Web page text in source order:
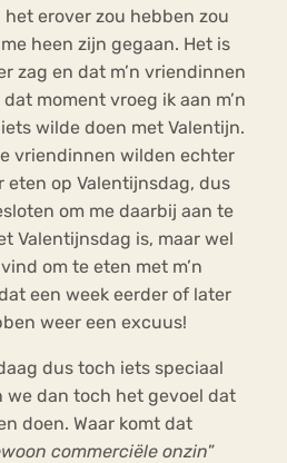
erover zou hebben zou
heen zijn gegaan. Het is
zag en dat m’n vriendinnen
moment vroeg ik aan m’n
wilde doen met Valentijn.
vriendinnen wilden echter
eten op Valentijnsdag, dus
om me daarbij aan te
Valentijnsdag is, maar wel
om te eten met m’n
een week eerder of later
weer een excuus!
dus toch iets speciaal
we dan toch het gevoel dat
doen. Waar komt dat
commerciële onzin”